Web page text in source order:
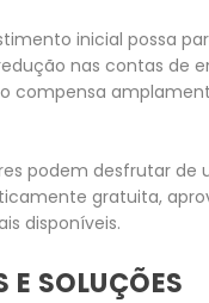
inicial possa
nas contas de
compensa
podem desfrutar de
gratuita,
disponíveis.
E SOLUÇÕES